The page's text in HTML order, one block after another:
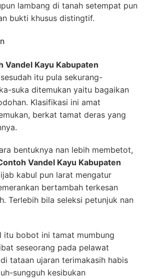
lambang di tanah setempat pun
bukti khusus distingtif.
Vandel Kayu Kabupaten
sesudah itu pula sekurang-
suka ditemukan yaitu bagaikan
Klasifikasi ini amat
berkat tamat deras yang
bentuknya nan lebih membetot,
Vandel Kayu Kabupaten
ijab kabul pun larat mengatur
bertambah terkesan
Terlebih bila seleksi petunjuk nan
itu bobot ini tamat mumbung
seseorang pada pelawat
tataan ujaran terimakasih habis
sungguh kesibukan